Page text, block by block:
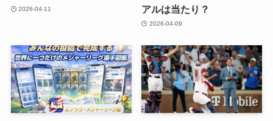
2026-04-11
アルは当たり？
2026-04-09